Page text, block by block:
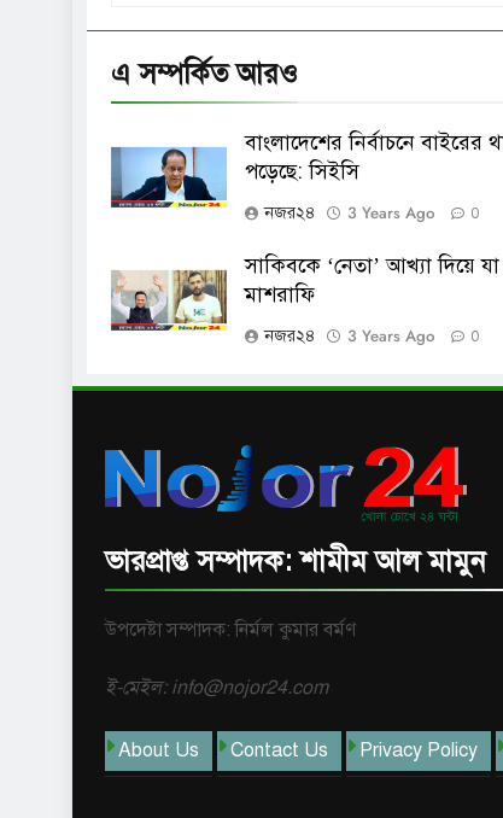
এ সম্পর্কিত আরও
বাংলাদেশের নির্বাচনে বাইরের
পড়েছে: সিইসি
নজর২৪ 3 Years Ago 0
সাকিবকে ‘নেতা’ আখ্যা দিয়ে
মাশরাফি
নজর২৪ 3 Years Ago 0
ভারপ্রাপ্ত সম্পাদক: শামীম আল মামুন
উপদেষ্টা সম্পাদক: নির্মল কুমার বর্মণ
ই-মেইল: info@nojor24.com
About Us Contact Us Privacy Policy